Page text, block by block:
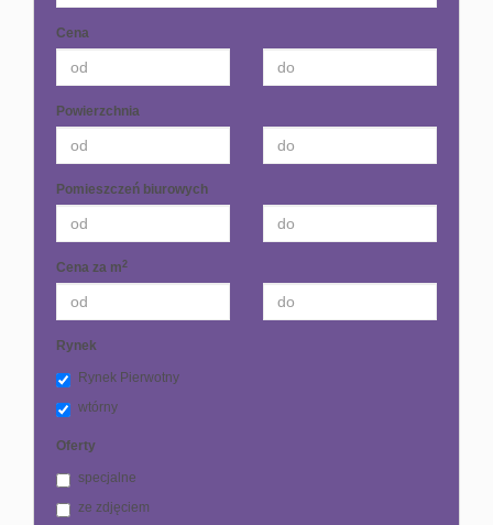
Cena
Powierzchnia
Pomieszczeń biurowych
Cena za m2
Rynek
Rynek Pierwotny
wtórny
Oferty
specjalne
ze zdjęciem